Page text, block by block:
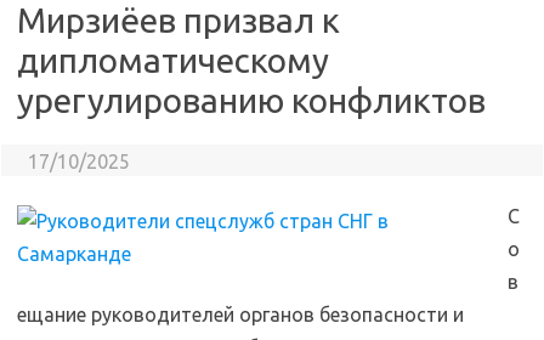
Мирзиёев призвал к
дипломатическому
урегулированию конфликтов
17/10/2025
С
о
в
ещание руководителей органов безопасности и